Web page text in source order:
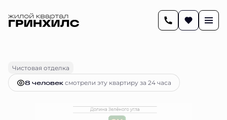
Чистовая отделка
8 человексмотрели эту квартиру за 24 часа